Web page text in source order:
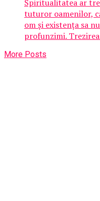
Spiritualitatea ar
tuturor oamenilor,
om și existența sa
profunzimi.
More Posts